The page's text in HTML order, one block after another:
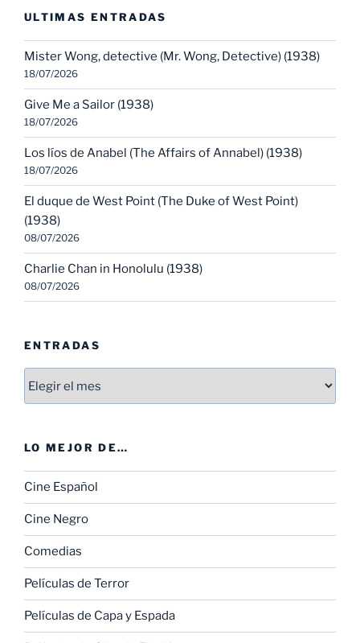
ULTIMAS ENTRADAS
Mister Wong, detective (Mr. Wong, Detective) (1938)
18/07/2026
Give Me a Sailor (1938)
18/07/2026
Los líos de Anabel (The Affairs of Annabel) (1938)
18/07/2026
El duque de West Point (The Duke of West Point)
(1938)
08/07/2026
Charlie Chan in Honolulu (1938)
08/07/2026
ENTRADAS
LO MEJOR DE…
Cine Español
Cine Negro
Comedias
Películas de Terror
Películas de Capa y Espada